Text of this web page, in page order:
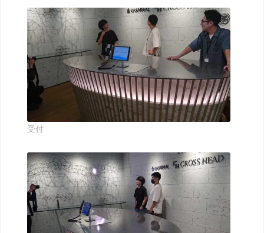
受付